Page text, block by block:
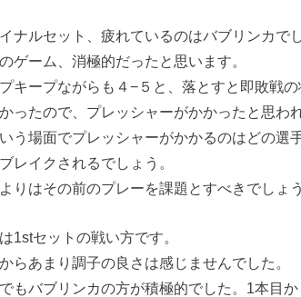
ナルセット、疲れているのはバブリンカで
ゲーム、消極的だったと思います。
キープながらも４−５と、落とすと即敗戦
ったので、プレッシャーがかかったと思われ
う場面でプレッシャーがかかるのはどの選
レイクされるでしょう。
りはその前のプレーを課題とすべきでしょう
1stセットの戦い方です。
らあまり調子の良さは感じませんでした。
もバブリンカの方が積極的でした。1本目